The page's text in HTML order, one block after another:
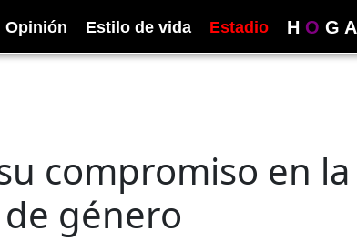
Opinión Estilo de vida Estadio H O G A
compromiso en la
género